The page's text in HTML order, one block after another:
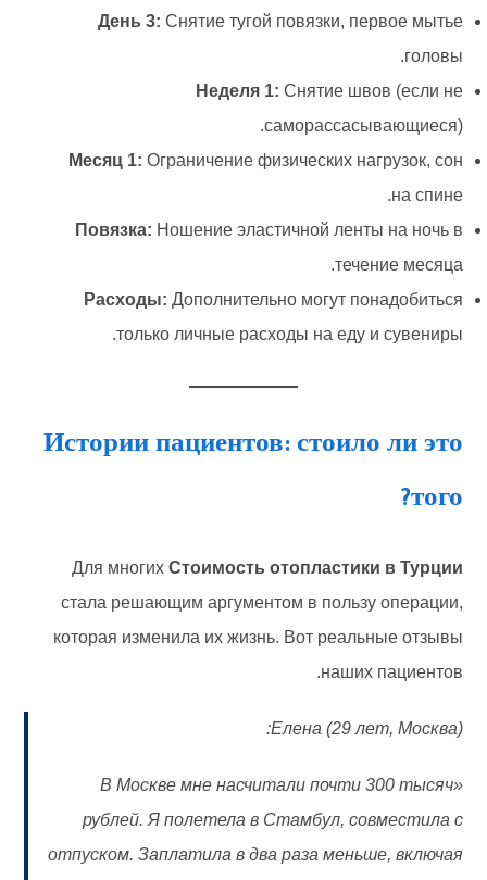
День 3: Снятие тугой повязки, первое мытье
головы.
Неделя 1: Снятие швов (если не
саморассасывающиеся).
Месяц 1: Ограничение физических нагрузок, сон
на спине.
Повязка: Ношение эластичной ленты на ночь в
течение месяца.
Расходы: Дополнительно могут понадобиться
только личные расходы на еду и сувениры.
Истории пациентов: стоило ли это
того?
Для многих Стоимость отопластики в Турции
стала решающим аргументом в пользу операции,
которая изменила их жизнь. Вот реальные отзывы
наших пациентов.
Елена (29 лет, Москва):
«В Москве мне насчитали почти 300 тысяч
рублей. Я полетела в Стамбул, совместила с
отпуском. Заплатила в два раза меньше, включая